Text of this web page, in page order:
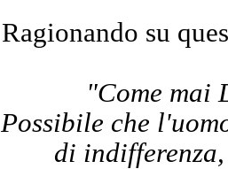
Ragionando su
"Come mai
Possibile che
di